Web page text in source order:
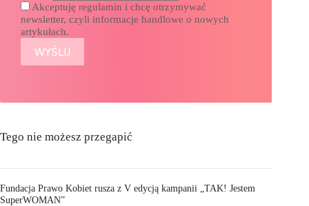
Akceptuję regulamin i chcę otrzymywać
newsletter, czyli informacje handlowe o nowych
artykułach.
Tego nie możesz przegapić
Fundacja Prawo Kobiet rusza z V edycją kampanii „TAK! Jestem
SuperWOMAN”